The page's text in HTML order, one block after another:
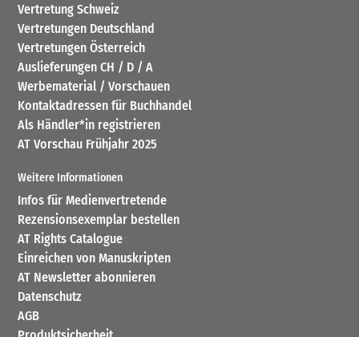
Vertretung Schweiz
Vertretungen Deutschland
Vertretungen Österreich
Auslieferungen CH / D / A
Werbematerial / Vorschauen
Kontaktadressen für Buchhandel
Als Händler*in registrieren
AT Vorschau Frühjahr 2025
Weitere Informationen
Infos für Medienvertretende
Rezensionsexemplar bestellen
AT Rights Catalogue
Einreichen von Manuskripten
AT Newsletter abonnieren
Datenschutz
AGB